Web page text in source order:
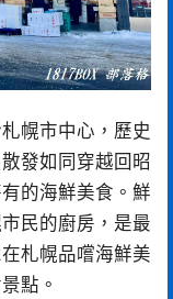
幌市中心，歷史
發如同穿越回昭
的海鮮美食。鮮
民的廚房，是最
札幌品嚐海鮮美
點。